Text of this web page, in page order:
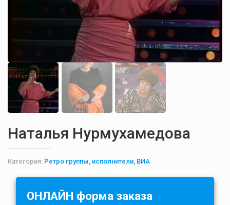
Наталья Нурмухамедова
Категория: Ретро группы, исполнители, ВИА
ОНЛАЙН форма заказа